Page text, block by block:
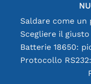
Protocollo